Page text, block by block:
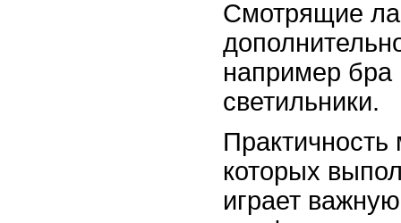
Смотрящие
например бра
светильники.
Практичность
которых
играет